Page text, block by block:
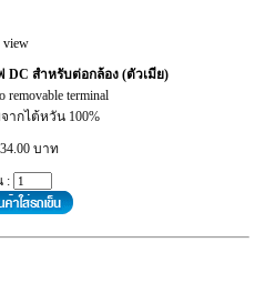
DC สำหรับต่อกล้อง (ตัวเมีย)
terminal
กไต้หวัน 100%
บาท
: